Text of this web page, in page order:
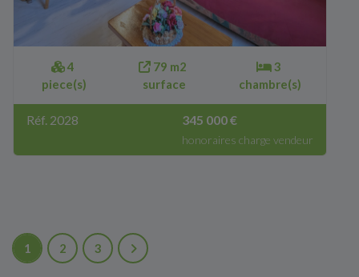
4
piece(s)
79 m2
surface
3
chambre(s)
Réf. 2028 345 000 €
honoraires charge vendeur
1 2 3